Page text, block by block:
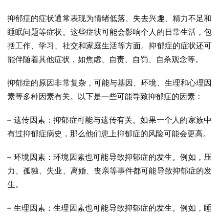
抑郁症的症状通常表现为情绪低落、失去兴趣、精力不足和
睡眠问题等症状。这些症状可能会影响个人的日常生活，包
括工作、学习、社交和家庭生活等方面。抑郁症的症状还可
能伴随着其他症状，如焦虑、自责、自罚、自杀观念等。
抑郁症的原因非常复杂，可能与基因、环境、生理和心理因
素等多种因素有关。以下是一些可能导致抑郁症的因素：
– 遗传因素：抑郁症可能与遗传有关。如果一个人的家族中
有过抑郁症病史，那么他们患上抑郁症的风险可能会更高。
– 环境因素：环境因素也可能导致抑郁症的发生。例如，压
力、孤独、失业、离婚、丧亲等事件都可能导致抑郁症的发
生。
– 生理因素：生理因素也可能导致抑郁症的发生。例如，睡